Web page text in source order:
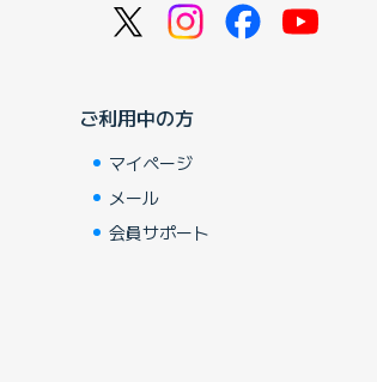
ご利用中の方
マイページ
メール
会員サポート